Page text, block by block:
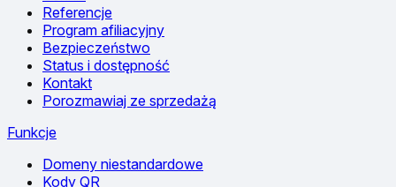
Referencje
Program afiliacyjny
Bezpieczeństwo
Status i dostępność
Kontakt
Porozmawiaj ze sprzedażą
Funkcje
Domeny niestandardowe
Kody QR